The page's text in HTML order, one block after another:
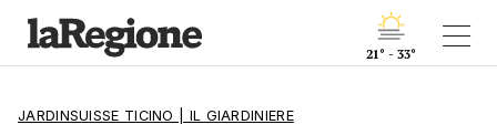
21° - 33°
JARDINSUISSE TICINO | IL GIARDINIERE